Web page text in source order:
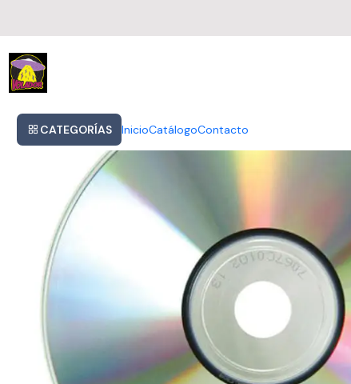
CATEGORÍAS InicioCatálogoContacto